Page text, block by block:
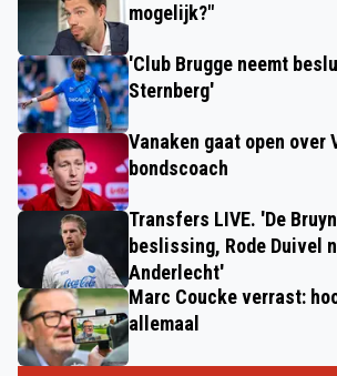
mogelijk?"
'Club Brugge neemt
Sternberg'
Vanaken gaat open over
bondscoach
Transfers LIVE. 'De
beslissing, Rode Duivel
Anderlecht'
Marc Coucke verrast:
allemaal